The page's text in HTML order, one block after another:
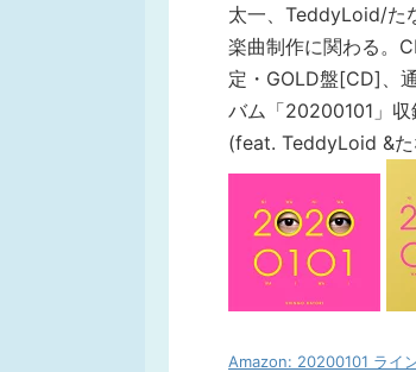
太一、TeddyLoid/た
楽曲制作に関わる。
定・GOLD盤[CD]、
バム「20200101」
(feat. TeddyLoid &た
Amazon: 20200101 ライ